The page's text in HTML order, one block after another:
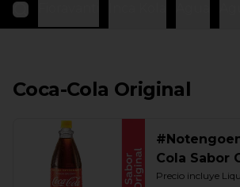
Coca-Cola Original
Cola Sabor
ML.
Precio incluye